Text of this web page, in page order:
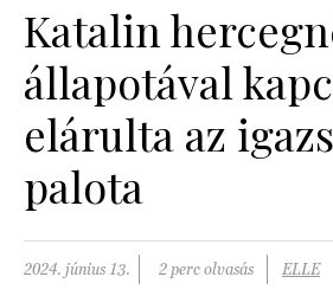
SZÉPSÉG
PSZICHÉ
PÁRKAPCSOLAT
Katalin
állapotával
elárulta az
palota
2024. június 13. 2 perc olvasás ELLE